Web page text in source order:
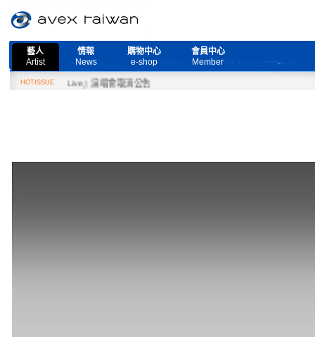
藝人
Artist
情報
News
購物中心
e-shop
會員中心
Member
HOTISSUE
Live』演唱會取消公告